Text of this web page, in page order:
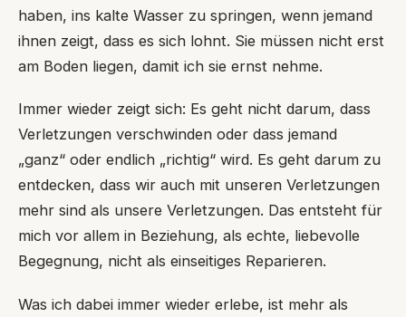
haben, ins kalte Wasser zu springen, wenn jemand
ihnen zeigt, dass es sich lohnt. Sie müssen nicht erst
am Boden liegen, damit ich sie ernst nehme.
Immer wieder zeigt sich: Es geht nicht darum, dass
Verletzungen verschwinden oder dass jemand
„ganz“ oder endlich „richtig“ wird. Es geht darum zu
entdecken, dass wir auch mit unseren Verletzungen
mehr sind als unsere Verletzungen. Das entsteht für
mich vor allem in Beziehung, als echte, liebevolle
Begegnung, nicht als einseitiges Reparieren.
Was ich dabei immer wieder erlebe, ist mehr als